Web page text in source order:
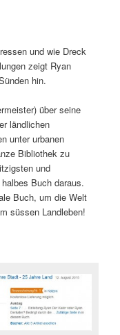
und wie Dreck
zeigt Ryan
hin.
über seine
ländlichen
unter urbanen
Bibliothek zu
und
Buch daraus.
Buch, um die Welt
süssen Landleben!